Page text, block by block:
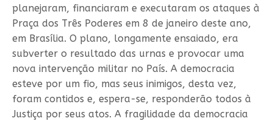
planejaram, financiaram e executaram os ataques à
Praça dos Três Poderes em 8 de janeiro deste ano,
em Brasília. O plano, longamente ensaiado, era
subverter o resultado das urnas e provocar uma
nova intervenção militar no País. A democracia
esteve por um fio, mas seus inimigos, desta vez,
foram contidos e, espera-se, responderão todos à
Justiça por seus atos. A fragilidade da democracia